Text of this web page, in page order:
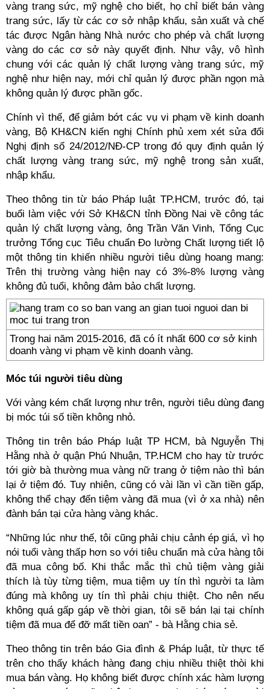
vàng trang sức, mỹ nghệ cho biết, họ chỉ biết bán vàng
trang sức, lấy từ các cơ sở nhập khẩu, sản xuất và chế
tác được Ngân hàng Nhà nước cho phép và chất lượng
vàng do các cơ sở này quyết định. Như vậy, vô hình
chung với các quản lý chất lượng vàng trang sức, mỹ
nghệ như hiện nay, mới chỉ quản lý được phần ngọn mà
không quản lý được phần gốc.
Chính vì thế, để giảm bớt các vụ vi phạm về kinh doanh
vàng, Bộ KH&CN kiến nghị Chính phủ xem xét sửa đổi
Nghị định số 24/2012/NĐ-CP trong đó quy định quản lý
chất lượng vàng trang sức, mỹ nghệ trong sản xuất,
nhập khẩu.
Theo thông tin từ báo Pháp luật TP.HCM, trước đó, tại
buổi làm việc với Sở KH&CN tỉnh Đồng Nai về công tác
quản lý chất lượng vàng, ông Trần Văn Vinh, Tổng Cục
trưởng Tổng cục Tiêu chuẩn Đo lường Chất lượng tiết lộ
một thông tin khiến nhiều người tiêu dùng hoang mang:
Trên thị trường vàng hiện nay có 3%-8% lượng vàng
không đủ tuổi, không đảm bảo chất lượng.
Trong hai năm 2015-2016, đã có ít nhất 600 cơ sở kinh
doanh vàng vi phạm về kinh doanh vàng.
Móc túi người tiêu dùng
Với vàng kém chất lượng như trên, người tiêu dùng đang
bị móc túi số tiền không nhỏ.
Thông tin trên báo Pháp luật TP HCM, bà Nguyễn Thị
Hằng nhà ở quận Phú Nhuận, TP.HCM cho hay từ trước
tới giờ bà thường mua vàng nữ trang ở tiệm nào thì bán
lại ở tiệm đó. Tuy nhiên, cũng có vài lần vì cần tiền gấp,
không thể chạy đến tiệm vàng đã mua (vì ở xa nhà) nên
đành bán tại cửa hàng vàng khác.
“Những lúc như thế, tôi cũng phải chịu cảnh ép giá, vì họ
nói tuổi vàng thấp hơn so với tiêu chuẩn mà cửa hàng tôi
đã mua công bố. Khi thắc mắc thì chủ tiệm vàng giải
thích là tùy từng tiệm, mua tiệm uy tín thì người ta làm
đúng mà không uy tín thì phải chịu thiệt. Cho nên nếu
không quá gấp gáp về thời gian, tôi sẽ bán lại tại chính
tiệm đã mua để đỡ mất tiền oan” - bà Hằng chia sẻ.
Theo thông tin trên báo Gia đình & Pháp luật, từ thực tế
trên cho thấy khách hàng đang chịu nhiều thiệt thòi khi
mua bán vàng. Họ không biết được chính xác hàm lượng